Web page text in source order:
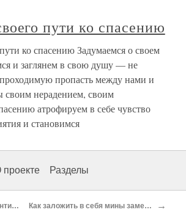
пути ко спасению
ко спасению Задумаемся о своем
и заглянем в свою душу — не
пропасть между нами и
нерадением, своим
атрофируем в себе чувство
и становимся
проекте Разделы
Сахар является антидепрессантом? Как заложить в себя мины замедленного действия? →